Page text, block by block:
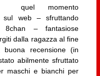
quel momento
sul web – sfruttando
8chan – fantasiose
dalla ragazza al fine
recensione (in
abilmente sfruttato
maschi e bianchi per